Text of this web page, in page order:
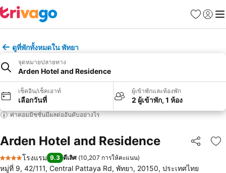
รายการโป
เข้าสู่ร
เมนู
ดูที่พักทั้งหมดใน พัทยา
จุดหมายปลายทาง
Arden Hotel and Residence
เช็คอิน/เช็คเอาท์
เลือกวันที่
ผู้เข้าพักและห้องพัก
2 ผู้เข้าพัก, 1 ห้อง
ค่าคอมมิชชั่นมีผลต่ออันดับอย่างไร
Arden Hotel and Residence แชร์
เ
4 ดาว
โรงแรม 9.3 ดีเลิศ (10,207 การให้คะแนน)
หมู่ที่ 9, 42/111, Central Pattaya Rd, พัทยา, 20150, ประเทศไทย